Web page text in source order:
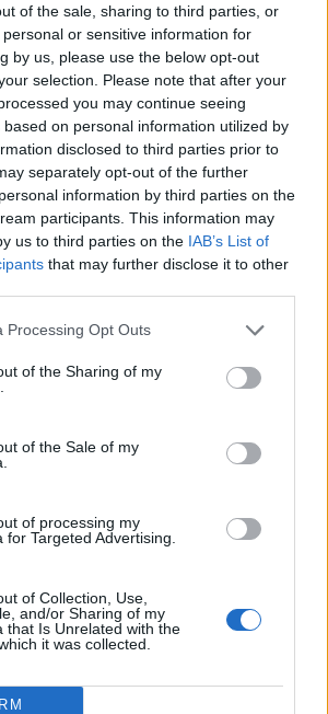
of the sale, sharing to third parties, or
or sensitive information for
by us, please use the below opt-out
selection. Please note that after your
you may continue seeing
on personal information utilized by
disclosed to third parties prior to
separately opt-out of the further
information by third parties on the
participants. This information may
us to third parties on the IAB’s List of
that may further disclose it to other
Processing Opt Outs
of the Sharing of my
of the Sale of my
of processing my
for Targeted Advertising.
of Collection, Use,
and/or Sharing of my
that Is Unrelated with the
it was collected.
месечен абонамент срещу още
харесват това.
ша си ги изпуша но на
гуша
ша си ги изпуша